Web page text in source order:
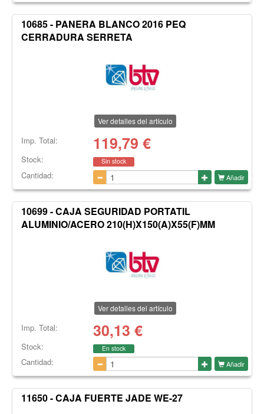
10685 - PANERA BLANCO 2016 PEQ
CERRADURA SERRETA
Ver detalles del artículo
Imp. Total: 119,79 €
Stock: Sin stock
Cantidad: Añadir
10699 - CAJA SEGURIDAD PORTATIL
ALUMINIO/ACERO 210(H)X150(A)X55(F)MM
Ver detalles del artículo
Imp. Total: 30,13 €
Stock: En stock
Cantidad: Añadir
11650 - CAJA FUERTE JADE WE-27